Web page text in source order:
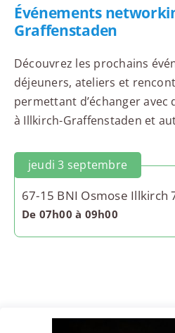
Événements
Graffenstaden
Découvrez les prochains
déjeuners, ateliers et
permettant d’échanger avec
à Illkirch-Graffenstaden et
jeudi 3 septembre
67-15 BNI Osmose Illkirch
De 07h00 à 09h00